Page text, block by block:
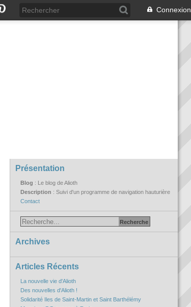
Connexion
Présentation
Blog : Le blog de Alioth
Description : Suivi d'un programme de navigation hauturière
Contact
Archives
Articles Récents
La nouvelle vie d'Alioth
Des nouvelles d'Alioth !
Solidarité Iles de Saint-Martin et Saint Barthélémy